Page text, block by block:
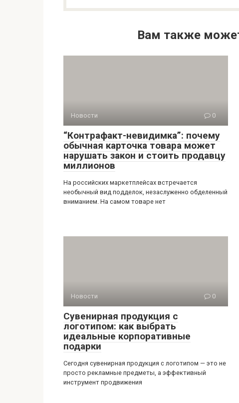
Вам также
Новости 0
“Контрафакт-невидимка”: почему
обычная карточка товара может
нарушать закон и стоить продавцу
миллионов
На российских маркетплейсах встречается
необычный вид подделок, незаслуженно обделенный
вниманием. На самом товаре нет
Новости 0
Сувенирная продукция с
логотипом: как выбрать
идеальные корпоративные
подарки
Сегодня сувенирная продукция с логотипом — это не
просто рекламные предметы, а эффективный
инструмент продвижения